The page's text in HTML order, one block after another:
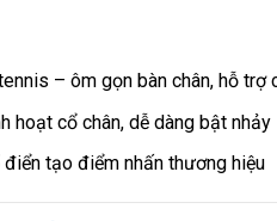
– ôm gọn bàn chân, hỗ trợ
hoạt cổ chân, dễ dàng bật nhảy
tạo điểm nhấn thương hiệu